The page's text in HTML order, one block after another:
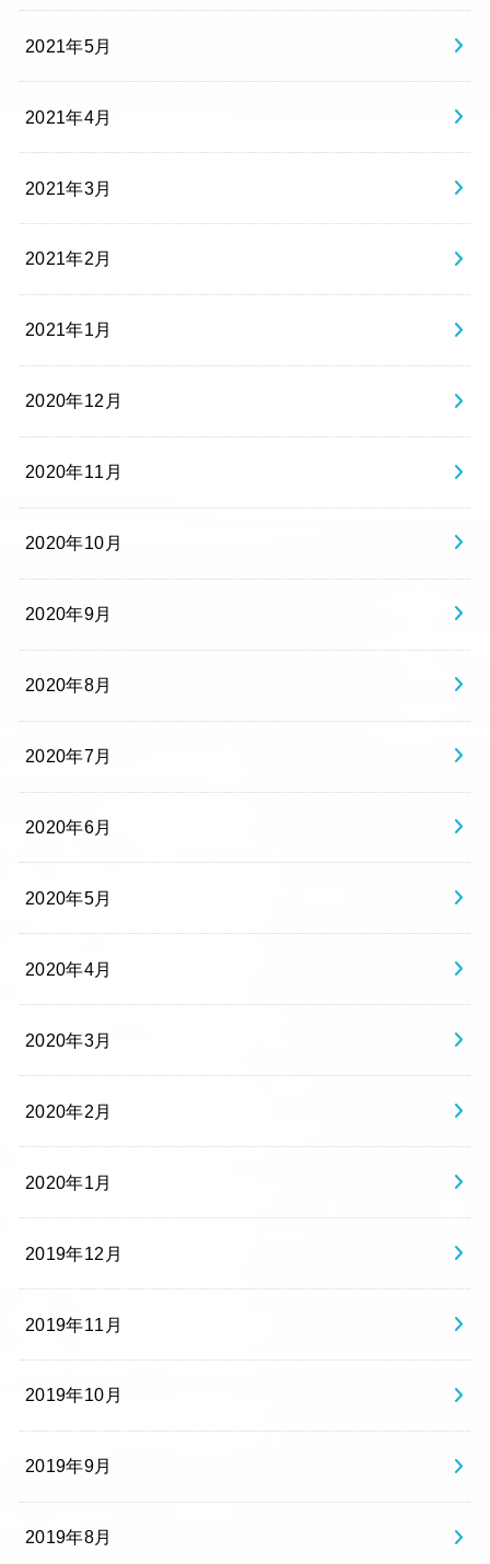
2021年5月
2021年4月
2021年3月
2021年2月
2021年1月
2020年12月
2020年11月
2020年10月
2020年9月
2020年8月
2020年7月
2020年6月
2020年5月
2020年4月
2020年3月
2020年2月
2020年1月
2019年12月
2019年11月
2019年10月
2019年9月
2019年8月